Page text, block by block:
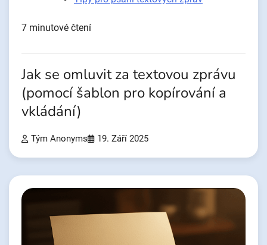
7 minutové čtení
Jak se omluvit za textovou zprávu
(pomocí šablon pro kopírování a
vkládání)
Tým Anonyms 19. Září 2025